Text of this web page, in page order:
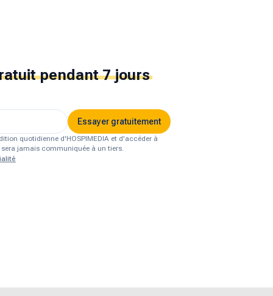
pendant 7 jours
Essayer gratuitement
quotidienne d'HOSPIMEDIA et d'accéder à
jamais communiquée à un tiers.